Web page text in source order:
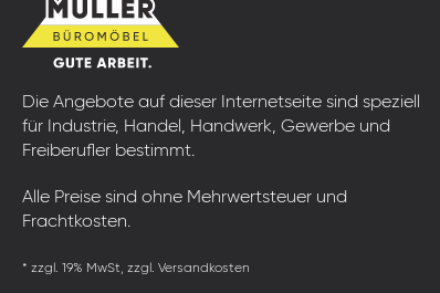
Die Angebote auf dieser Internetseite sind speziell
für Industrie, Handel, Handwerk, Gewerbe und
Freiberufler bestimmt.
Alle Preise sind ohne Mehrwertsteuer und
Frachtkosten.
* zzgl. 19% MwSt, zzgl. Versandkosten